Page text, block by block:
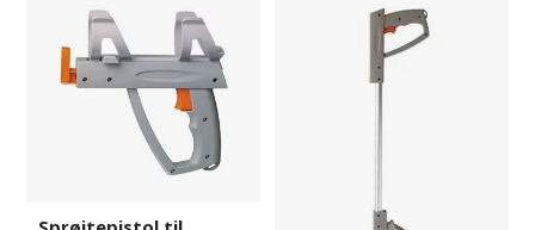
markeringsfarve
markeringsfarve